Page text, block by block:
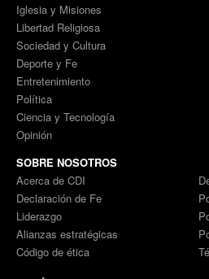
Iglesia y Misiones
Libertad Religiosa
Sociedad y Cultura
Deporte y Fe
Entretenimiento
Política
Ciencia y Tecnología
Opinión
SOBRE NOSOTROS
Acerca de CDI
Declaración de Fe
Liderazgo
Alianzas estratégicas
Código de ética